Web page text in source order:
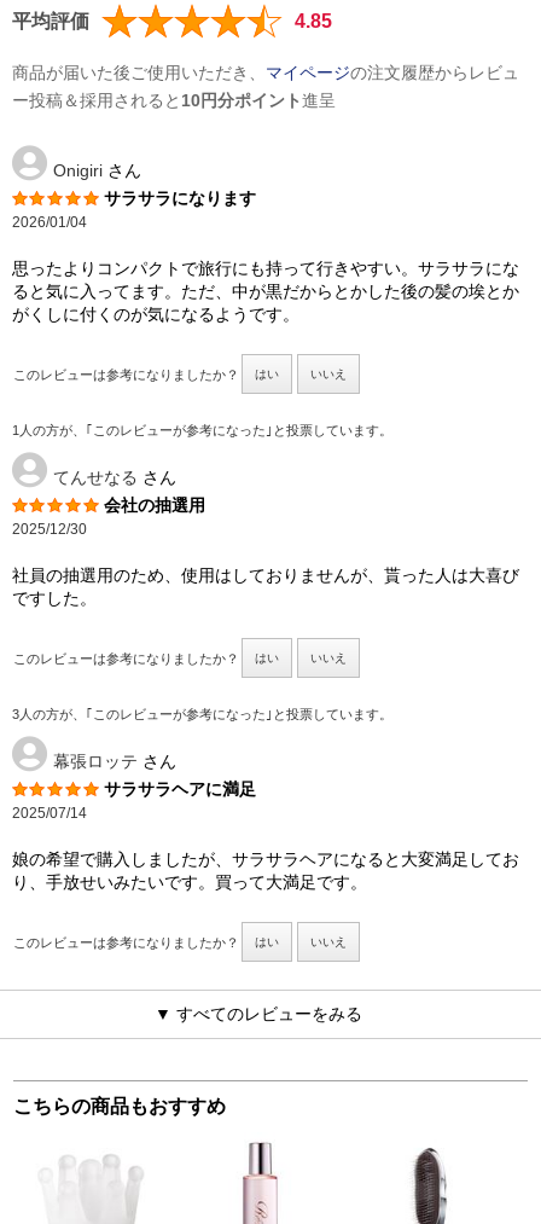
平均評価 4.85
商品が届いた後ご使用いただき、 マイページの注文履歴からレビュ
ー投稿＆採用されると 10円分ポイント進呈
Onigiri さん
サラサラになります
2026/01/04
思ったよりコンパクトで旅行にも持って行きやすい。サラサラにな
ると気に入ってます。ただ、中が黒だからとかした後の髪の埃とか
がくしに付くのが気になるようです。
このレビューは参考になりましたか？ はい いいえ
1人の方が、｢このレビューが参考になった｣と投票しています。
てんせなる さん
会社の抽選用
2025/12/30
社員の抽選用のため、使用はしておりませんが、貰った人は大喜び
ですした。
このレビューは参考になりましたか？ はい いいえ
3人の方が、｢このレビューが参考になった｣と投票しています。
幕張ロッテ さん
サラサラヘアに満足
2025/07/14
娘の希望で購入しましたが、サラサラヘアになると大変満足してお
り、手放せいみたいです。買って大満足です。
このレビューは参考になりましたか？ はい いいえ
▼ すべてのレビューをみる
こちらの商品もおすすめ